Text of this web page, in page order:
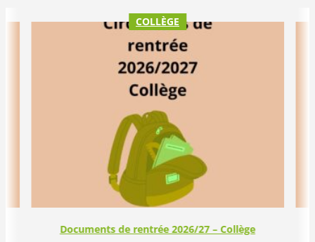
Documents de rentrée 2026/27 – Collège
COLLÈGE